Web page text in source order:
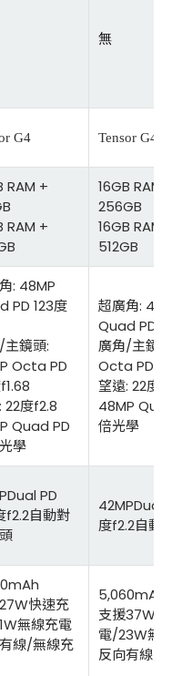
無
G4 Tensor G4
RAM +
RAM +
16GB RAM
256GB
16GB RAM
512GB
: 48MP
PD 123度
鏡頭:
Octa PD
22度f2.8
Quad PD
學
超廣角:
Quad PD
廣角/主鏡
Octa PD
望遠: 22度
48MP
倍光學
PD
f2.2自動對
42MPDual
度f2.2自動
快速充
無線充電
線/無線充
5,060mAh
支援37W
電/23W無
反向有線/